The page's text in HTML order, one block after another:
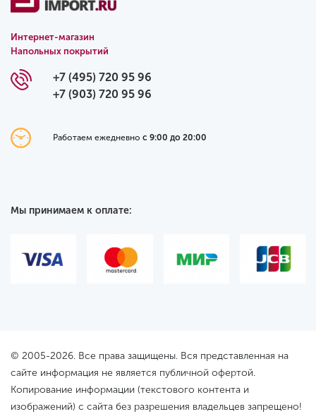
Интернет-магазин
Напольных покрытий
+7 (495) 720 95 96
+7 (903) 720 95 96
Работаем ежедневно с 9:00 до 20:00
Мы принимаем к оплате:
© 2005-2026. Все права защищены. Вся представленная на
сайте информация не является публичной офертой.
Копирование информации (текстового контента и
изображений) с сайта без разрешения владельцев запрещено!